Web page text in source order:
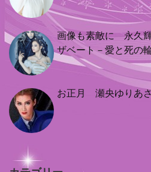
画像も素敵に 永久
ザベート－愛と死の
お正月 瀬央ゆりあ